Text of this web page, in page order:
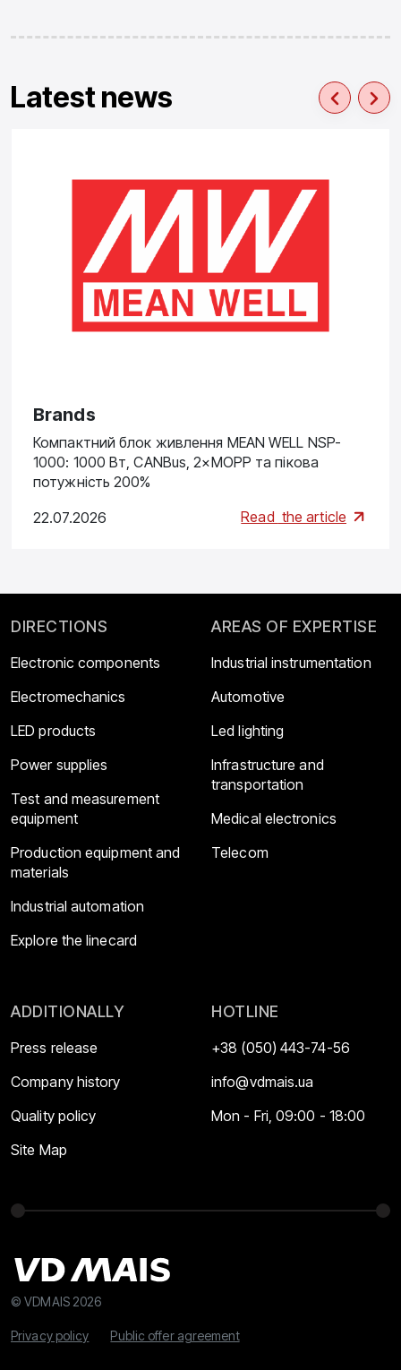
Latest news
Brands
Компактний блок живлення MEAN WELL NSP-
1000: 1000 Вт, CANBus, 2×MOPP та пікова
потужність 200%
22.07.2026 Read the article
DIRECTIONS
Electronic components
Electromechanics
LED products
Power supplies
Test and measurement
equipment
Production equipment and
materials
Industrial automation
Explore the linecard
AREAS OF EXPERTISE
Industrial instrumentation
Automotive
Led lighting
Infrastructure and
transportation
Medical electronics
Telecom
ADDITIONALLY
Press release
Company history
Quality policy
Site Map
HOTLINE
+38 (050) 443-74-56
info@vdmais.ua
Mon - Fri, 09:00 - 18:00
© VDMAIS 2026
Privacy policy Public offer agreement